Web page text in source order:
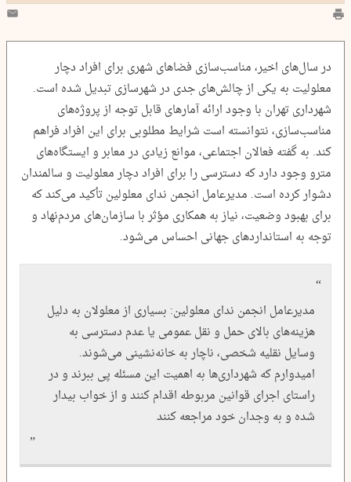
در سال‌های اخیر، مناسب‌سازی فضاهای شهری برای افراد دچار
معلولیت به یکی از چالش‌های جدی در شهرسازی تبدیل شده است.
شهرداری تهران با وجود ارائه آمارهای قابل توجه از پروژه‌های
مناسب‌سازی، نتوانسته است شرایط مطلوبی برای این افراد فراهم
کند. به گفته فعالان اجتماعی، موانع زیادی در معابر و ایستگاه‌های
مترو وجود دارد که دسترسی را برای افراد دچار معلولیت و سالمندان
دشوار کرده است. مدیرعامل انجمن ندای معلولین تأکید می‌کند که
برای بهبود وضعیت، نیاز به همکاری مؤثر با سازمان‌های مردم‌نهاد و
توجه به استانداردهای جهانی احساس می‌شود.
مدیرعامل انجمن ندای معلولین: بسیاری از معلولان به دلیل
هزینه‌های بالای حمل و نقل عمومی یا عدم دسترسی به
وسایل نقلیه شخصی، ناچار به خانه‌نشینی می‌شوند.
امیدوارم که شهرداری‌ها به اهمیت این مسئله پی ببرند و در
راستای اجرای قوانین مربوطه اقدام کنند و از خواب بیدار
شده و به وجدان خود مراجعه کنند